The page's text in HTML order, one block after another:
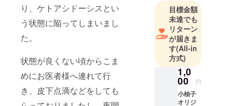
り、ケトアシドーシスとい
う状態に陥ってしまいまし
た。
状態が良くない頃からこま
めにお医者様へ連れて行
き、皮下点滴などをしても
目標金額
未達でも
リターン
が届きま
す(All-in
方式)
1,0
00 円
小柚子
オリジ